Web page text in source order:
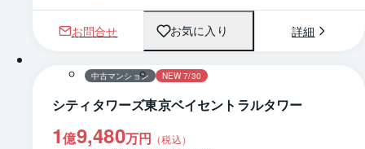
お問合せ お気に入り 詳細
1 / 0 間取り
中古マンション NEW 7/30
シティタワーズ東京ベイセントラルタワー
1億9,480万円 （税込）